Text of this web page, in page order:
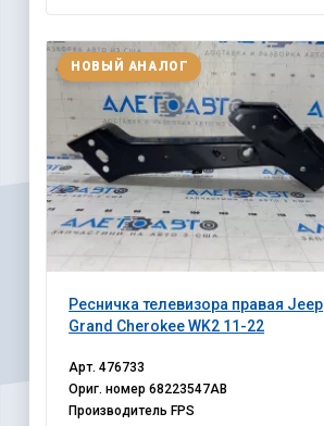
Ресничка телевизора правая Jeep
Grand Cherokee WK2 11-22
НОВЫЙ АНАЛОГ
Арт.476733
Ориг. номер68223547AB
Производитель FPS